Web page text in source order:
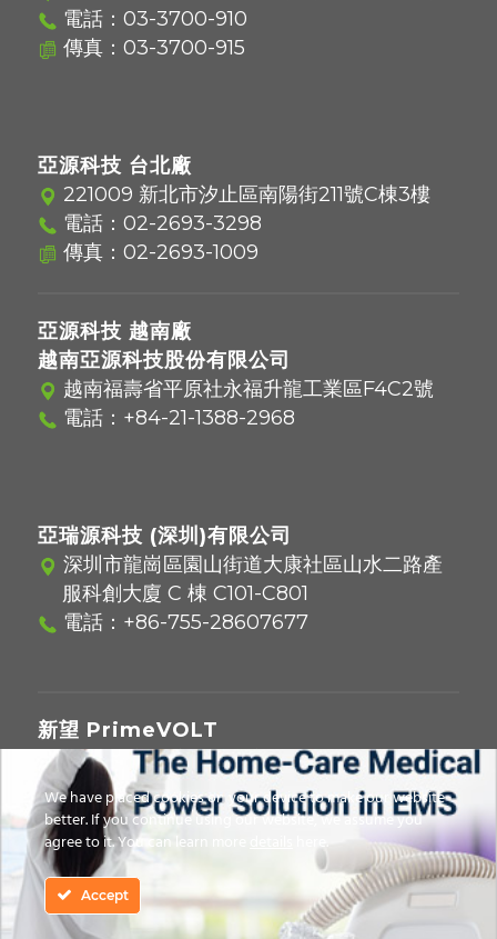
電話： 03-3700-910
傳真：03-3700-915
亞源科技 台北廠
221009 新北市汐止區南陽街211號C棟3樓
電話： 02-2693-3298
傳真：02-2693-1009
亞源科技 越南廠
越南亞源科技股份有限公司
越南福壽省平原社永福升龍工業區F4C2號
電話： +84-21-1388-2968
亞瑞源科技 (深圳)有限公司
深圳市龍崗區園山街道大康社區山水二路產
服科創大廈 C 棟 C101-C801
電話： +86-755-28607677
新望 PrimeVOLT
221416 新北市汐止區新台五路一段97號12樓
電話： 02-2697-5559
© 2026 Copyright - Asian Power Devices Inc.
隱私條約｜使用條款 ｜
We have placed cookies on your device to make our website
better. If you continue using our website, we assume you
agree to it. You can learn more
here.
Accept